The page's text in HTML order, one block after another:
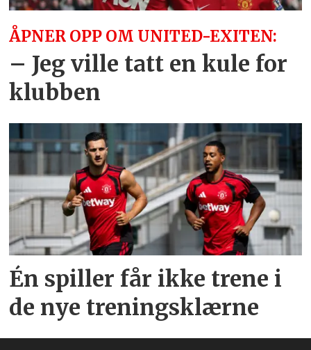
ÅPNER OPP OM UNITED-EXITEN:
– Jeg ville tatt en kule for
klubben
Én spiller får ikke trene i
de nye treningsklærne